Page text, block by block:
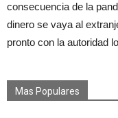
consecuencia de la
dinero se vaya al
pronto con la autoridad
Mas Populares